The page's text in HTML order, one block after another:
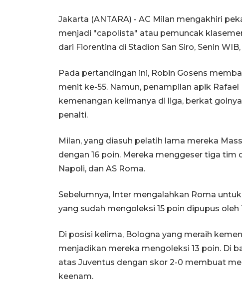
Jakarta (ANTARA) - AC Milan mengakhiri
menjadi "capolista" atau pemuncak
dari Fiorentina di Stadion San Siro, Senin
Pada pertandingan ini, Robin Gosens
menit ke-55. Namun, penampilan apik
kemenangan kelimanya di liga, berkat
penalti.
Milan, yang diasuh pelatih lama mereka
dengan 16 poin. Mereka menggeser tiga tim
Napoli, dan AS Roma.
Sebelumnya, Inter mengalahkan Roma
yang sudah mengoleksi 15 poin dipupus oleh
Di posisi kelima, Bologna yang meraih
menjadikan mereka mengoleksi 13 poin. Di
atas Juventus dengan skor 2-0 membuat
keenam.